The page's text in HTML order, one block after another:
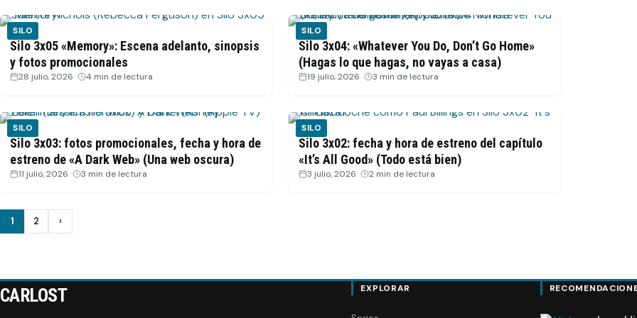
SILO
Silo 3x05 «Memory»: Escena adelanto, sinopsis
y fotos promocionales
28 julio, 2026 4 min de lectura
SILO
Silo 3x04: «Whatever You Do, Don’t Go Home»
(Hagas lo que hagas, no vayas a casa)
19 julio, 2026 3 min de lectura
SILO
Silo 3x03: fotos promocionales, fecha y hora de
estreno de «A Dark Web» (Una web oscura)
11 julio, 2026 3 min de lectura
SILO
Silo 3x02: fecha y hora de estreno del capítulo
«It’s All Good» (Todo está bien)
3 julio, 2026 2 min de lectura
Paginación
entradas
1 2 Siguiente
›
CARLOST EXPLORAR